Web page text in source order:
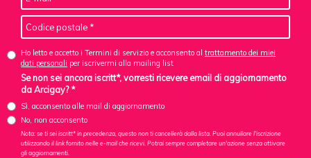
Ho letto e accetto i Termini di servizio e acconsento al trattamento dei miei
dati personali per iscrivermi alla mailing list
Se non sei ancora iscritt*, vorresti ricevere email di aggiornamento
da Arcigay? *
Sì, acconsento alle mail di aggiornamento
No, non acconsento
Nota: se ti sei iscritt* in precedenza, questo non ti cancellerà dalla lista. Puoi annullare l'iscrizione
utilizzando il link fornito nelle e-mail che ricevi. Potrai sempre completare un'azione senza attivare
gli aggiornamenti.